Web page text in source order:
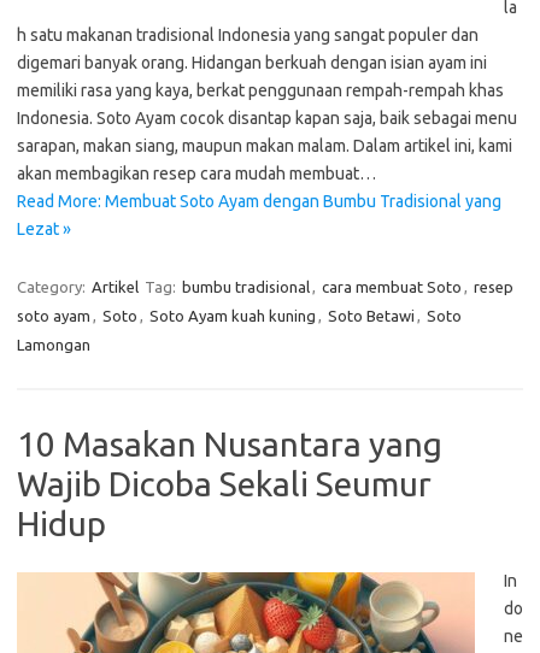
la
h satu makanan tradisional Indonesia yang sangat populer dan
digemari banyak orang. Hidangan berkuah dengan isian ayam ini
memiliki rasa yang kaya, berkat penggunaan rempah-rempah khas
Indonesia. Soto Ayam cocok disantap kapan saja, baik sebagai menu
sarapan, makan siang, maupun makan malam. Dalam artikel ini, kami
akan membagikan resep cara mudah membuat…
Read More: Membuat Soto Ayam dengan Bumbu Tradisional yang
Lezat »
Category: Artikel Tag: bumbu tradisional, cara membuat Soto , resep
soto ayam , Soto , Soto Ayam kuah kuning , Soto Betawi , Soto
Lamongan
10 Masakan Nusantara yang
Wajib Dicoba Sekali Seumur
Hidup
In
do
ne